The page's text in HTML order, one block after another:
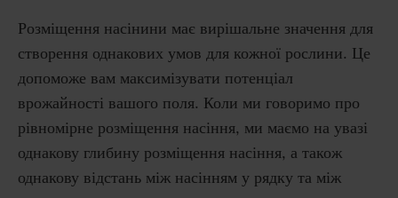
Розміщення насінини має вирішальне значення для
створення однакових умов для кожної рослини. Це
допоможе вам максимізувати потенціал
врожайності вашого поля. Коли ми говоримо про
рівномірне розміщення насіння, ми маємо на увазі
однакову глибину розміщення насіння, а також
однакову відстань між насінням у рядку та між